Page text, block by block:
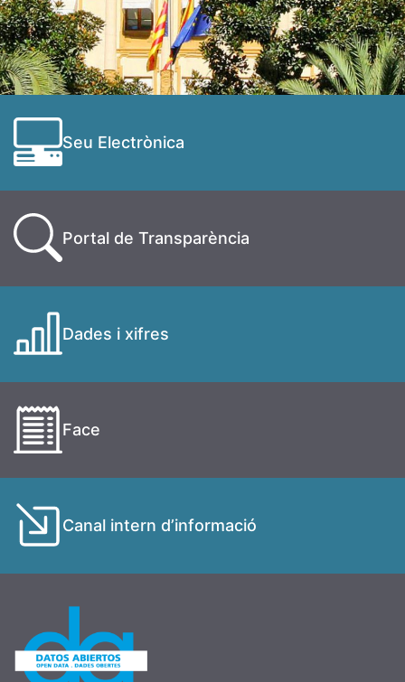
Seu Electrònica
Portal de Transparència
Dades i xifres
Face
Canal intern d’informació